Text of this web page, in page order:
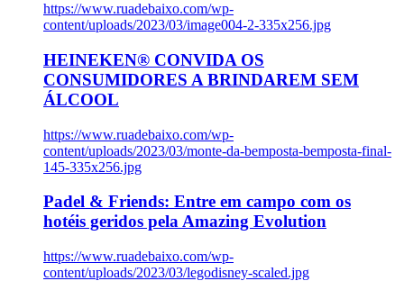
https://www.ruadebaixo.com/wp-
content/uploads/2023/03/image004-2-335x256.jpg
HEINEKEN® CONVIDA OS
CONSUMIDORES A BRINDAREM SEM
ÁLCOOL
https://www.ruadebaixo.com/wp-
content/uploads/2023/03/monte-da-bemposta-bemposta-final-
145-335x256.jpg
Padel & Friends: Entre em campo com os
hotéis geridos pela Amazing Evolution
https://www.ruadebaixo.com/wp-
content/uploads/2023/03/legodisney-scaled.jpg